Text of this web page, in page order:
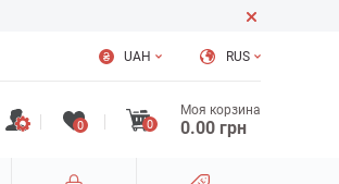
UAH RUS
0 0
Моя корзина
0.00 грн